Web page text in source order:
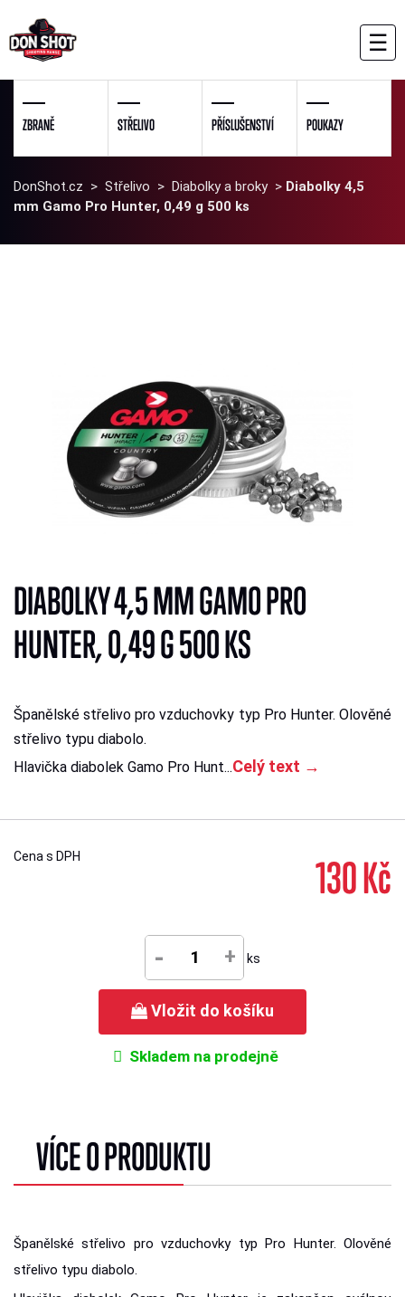
☰
ZBRANĚ STŘELIVO PŘÍSLUŠENSTVÍ POUKAZY
DonShot.cz > Střelivo > Diabolky a broky> Diabolky 4,5
mm Gamo Pro Hunter, 0,49 g 500 ks
DIABOLKY 4,5 MM GAMO PRO
HUNTER, 0,49 G 500 KS
Španělské střelivo pro vzduchovky typ Pro Hunter. Olověné
střelivo typu diabolo.
Hlavička diabolek Gamo Pro Hunt...Celý text →
Cena s DPH 130 Kč
- + ks
Vložit do košíku
Skladem na prodejně
VÍCE O PRODUKTU
Španělské střelivo pro vzduchovky typ Pro Hunter. Olověné
střelivo typu diabolo.